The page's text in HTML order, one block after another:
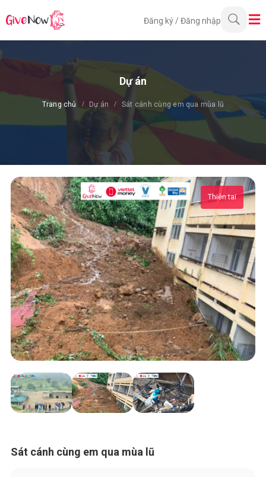
Đăng ký /Đăng nhập
Dự án
Trang chủ Dự án Sát cánh cùng em qua mùa lũ
Thiên tai
Sát cánh cùng em qua mùa lũ